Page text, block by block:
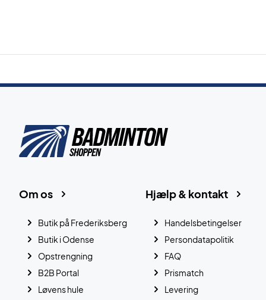
Hjælp & kontakt
Handelsbetingelser
Persondatapolitik
FAQ
Prismatch
Levering
Om os
Butik på Frederiksberg
Butik i Odense
Opstrengning
B2B Portal
Løvens hule